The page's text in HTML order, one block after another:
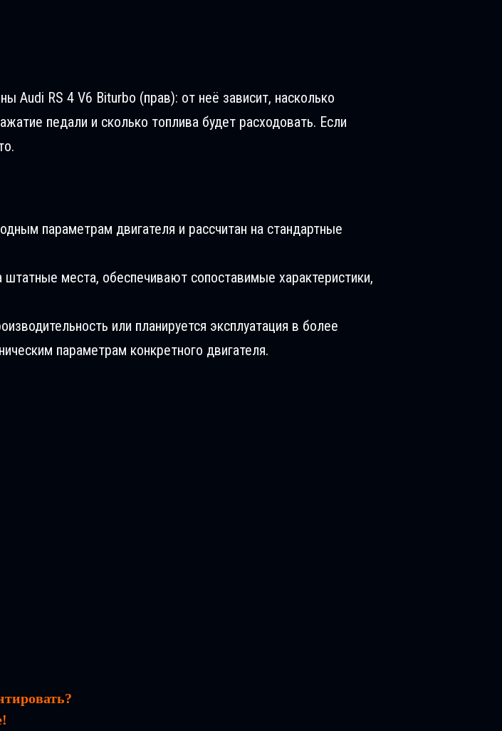
Audi RS 4 V6 Biturbo (прав): от неё зависит, насколько
педали и сколько топлива будет расходовать. Если
параметрам двигателя и рассчитан на стандартные
места, обеспечивают сопоставимые характеристики,
или планируется эксплуатация в более
параметрам конкретного двигателя.